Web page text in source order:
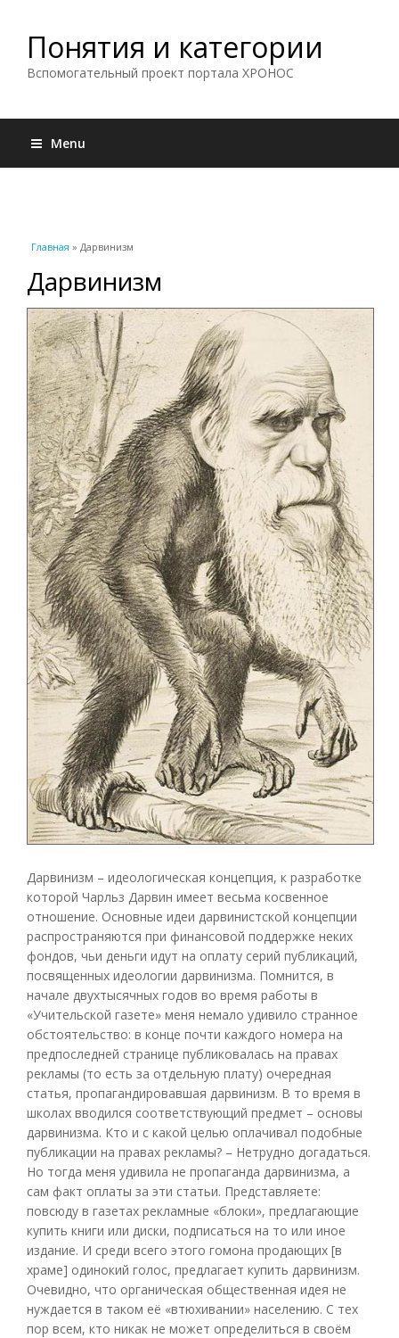
Понятия и категории
Вспомогательный проект портала ХРОНОС
Menu
Вы здесь
Главная » Дарвинизм
Дарвинизм
Дарвинизм – идеологическая концепция, к разработке
которой Чарльз Дарвин имеет весьма косвенное
отношение. Основные идеи дарвинистской концепции
распространяются при финансовой поддержке неких
фондов, чьи деньги идут на оплату серий публикаций,
посвященных идеологии дарвинизма. Помнится, в
начале двухтысячных годов во время работы в
«Учительской газете» меня немало удивило странное
обстоятельство: в конце почти каждого номера на
предпоследней странице публиковалась на правах
рекламы (то есть за отдельную плату) очередная
статья, пропагандировавшая дарвинизм. В то время в
школах вводился соответствующий предмет – основы
дарвинизма. Кто и с какой целью оплачивал подобные
публикации на правах рекламы? – Нетрудно догадаться.
Но тогда меня удивила не пропаганда дарвинизма, а
сам факт оплаты за эти статьи. Представляете:
повсюду в газетах рекламные «блоки», предлагающие
купить книги или диски, подписаться на то или иное
издание. И среди всего этого гомона продающих [в
храме] одинокий голос, предлагает купить дарвинизм.
Очевидно, что органическая общественная идея не
нуждается в таком её «втюхивании» населению. С тех
пор всем, кто никак не может определиться в своём